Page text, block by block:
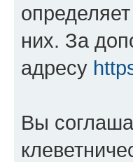
них. За
адресу
Вы